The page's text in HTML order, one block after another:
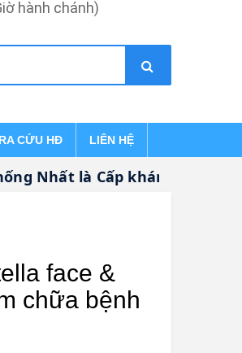
hành chánh)
CỨU HĐ LIÊN HỆ
Nhất là Cấp khám bệnh, chữa
face &
chữa bệnh